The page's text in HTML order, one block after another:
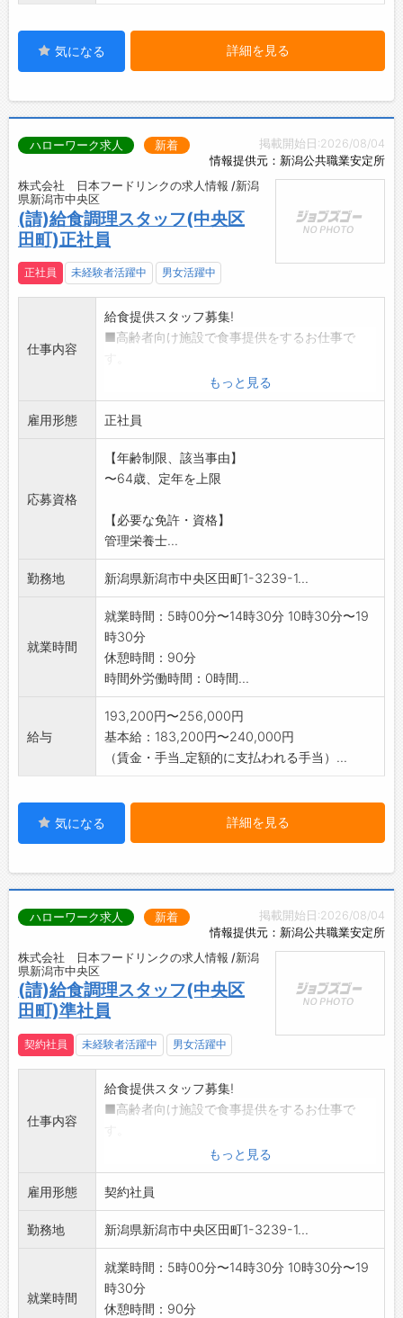
気になる 詳細を見る
掲載開始日:2026/08/04
情報提供元：新潟公共職業安定所
ハローワーク求人 新着
株式会社 日本フードリンクの求人情報 /新潟
県新潟市中央区
(請)給食調理スタッフ(中央区
田町)正社員
正社員 未経験者活躍中 男女活躍中
仕事内容
給食提供スタッフ募集!
■高齢者向け施設で食事提供をするお仕事で
■安定した給食業界で調理師、栄養士免許を活
かして働きませんか
?
■地域の喫食者様に喜ばれるお仕事です!
*仕事内容*
調理、盛付、配膳、洗浄、発注作業等
※能力、経験、前職年収等を考慮して賃金を決
定いたします。
※お気軽にお問い合わせください。
*業務変更の範囲:会社内の全ての業務
もっと見る
雇用形態 正社員
応募資格
【年齢制限、該当事由】
〜64歳、定年を上限
【必要な免許・資格】
管理栄養士...
勤務地 新潟県新潟市中央区田町1-3239-1...
就業時間
就業時間：5時00分〜14時30分 10時30分〜19
時30分
休憩時間：90分
時間外労働時間：0時間...
給与
193,200円〜256,000円
基本給：183,200円〜240,000円
（賃金・手当_定額的に支払われる手当）...
気になる 詳細を見る
掲載開始日:2026/08/04
情報提供元：新潟公共職業安定所
ハローワーク求人 新着
株式会社 日本フードリンクの求人情報 /新潟
県新潟市中央区
(請)給食調理スタッフ(中央区
田町)準社員
契約社員 未経験者活躍中 男女活躍中
仕事内容
給食提供スタッフ募集!
■高齢者向け施設で食事提供をするお仕事で
■安定した給食業界で働きませんか?
■地域の喫食者様に喜ばれるお仕事です!
*仕事内容*
調理、盛付、仕込み、配膳、洗浄、等
・献立通りに作業します。1回65食程度を作業
します。
※初回6カ月契約、以降1年毎更新
※お気軽にお問い合わせください。
もっと見る
雇用形態 契約社員
勤務地 新潟県新潟市中央区田町1-3239-1...
就業時間
就業時間：5時00分〜14時30分 10時30分〜19
時30分
休憩時間：90分